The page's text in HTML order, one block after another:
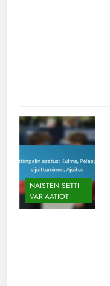
NAISTEN SETTI
VARIAATIOT